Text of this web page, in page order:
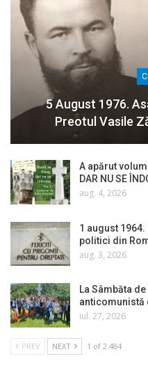
5 August 1976.
Preotul Vasile
A apărut
DAR NU SE
aug. 4, 2026
1 august
politici din
aug. 3, 2026
La Sâmbăta
anticomunistă
iul. 27, 2026
PREV NEXT 1 of 2.484